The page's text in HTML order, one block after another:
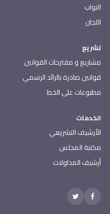
النواب
اللجان
تشريع
مشاريع و مقترحات القوانين
قوانين صادرة بالرائد الرسمي
مطبوعات على الخط
الخدمات
الأرشيف التشريعي
مكتبة المجلس
أرشيف المداولات